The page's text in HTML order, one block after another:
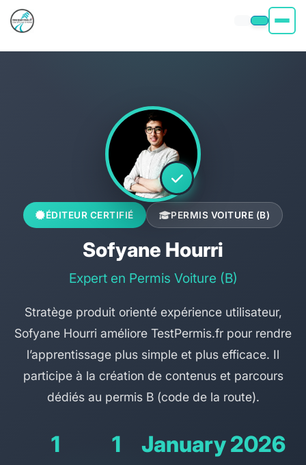
À propos
ÉDITEUR CERTIFIÉ PERMIS VOITURE (B)
Sofyane Hourri
Expert en Permis Voiture (B)
Stratège produit orienté expérience utilisateur,
Sofyane Hourri améliore TestPermis.fr pour rendre
l’apprentissage plus simple et plus efficace. Il
participe à la création de contenus et parcours
dédiés au permis B (code de la route).
1 1 January 2026